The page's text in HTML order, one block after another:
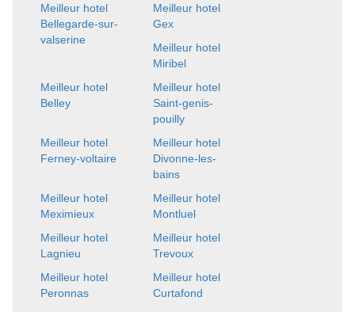
Meilleur hotel
Bellegarde-sur-
valserine
Meilleur hotel
Gex
Meilleur hotel
Miribel
Meilleur hotel
Belley
Meilleur hotel
Saint-genis-
pouilly
Meilleur hotel
Ferney-voltaire
Meilleur hotel
Divonne-les-
bains
Meilleur hotel
Meximieux
Meilleur hotel
Montluel
Meilleur hotel
Lagnieu
Meilleur hotel
Trevoux
Meilleur hotel
Peronnas
Meilleur hotel
Curtafond